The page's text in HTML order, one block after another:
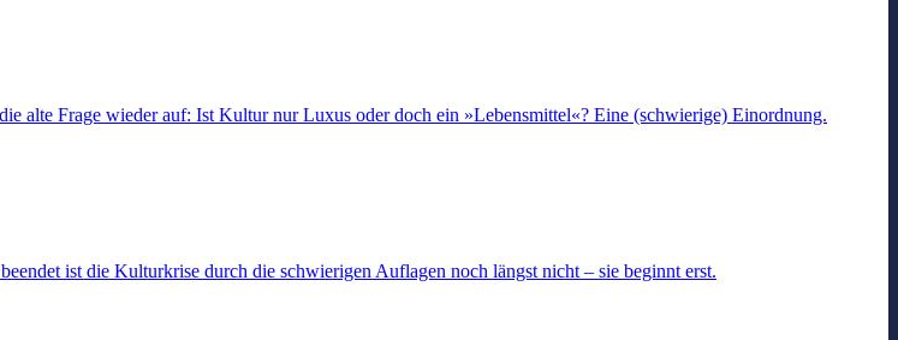
alte Frage wieder auf: Ist Kultur nur Luxus oder doch ein »Lebensmittel«? Eine (schwierige) Einordnung.
ist die Kulturkrise durch die schwierigen Auflagen noch längst nicht – sie beginnt erst.